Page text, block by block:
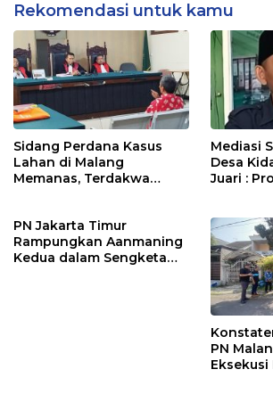
Rekomendasi untuk kamu
Sidang Perdana Kasus
Lahan di Malang
Memanas, Terdakwa
Mediasi
Desa
Juari :
PN Jakarta Timur
Rampungkan Aanmaning
Kedua dalam Sengketa
PN
Eksekusi